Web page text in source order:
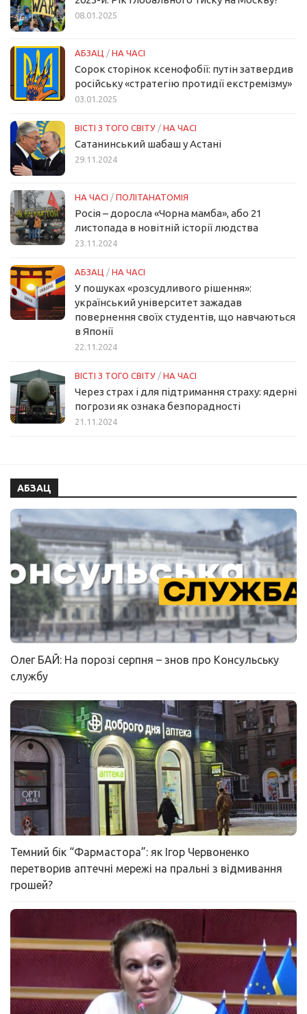
08.01.2025
АБЗАЦ / НА ЧАСІ
Сорок сторінок ксенофобії: путін затвердив
російську «стратегію протидії екстремізму»
03.01.2025
ВІСТІ З ТОГО СВІТУ / НА ЧАСІ
Сатанинський шабаш у Астані
29.11.2024
НА ЧАСІ / ПОЛІТАНАТОМІЯ
Росія – доросла «Чорна мамба», або 21
листопада в новітній історії людства
23.11.2024
АБЗАЦ / НА ЧАСІ
У пошуках «розсудливого рішення»:
український університет зажадав
повернення своїх студентів, що навчаються
в Японії
22.11.2024
ВІСТІ З ТОГО СВІТУ / НА ЧАСІ
Через страх і для підтримання страху: ядерні
погрози як ознака безпорадності
21.11.2024
АБЗАЦ
Олег БАЙ: На порозі серпня – знов про Консульську
службу
Темний бік “Фармастора”: як Ігор Червоненко
перетворив аптечні мережі на пральні з відмивання
грошей?